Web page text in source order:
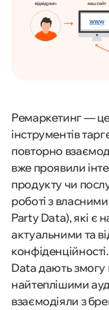
Ремаркетинг —
інструментів
повторно
вже проявили
продукту чи
роботі з
Party Data), які є
актуальними та
Data дають
найтеплішими
взаємодіяли з